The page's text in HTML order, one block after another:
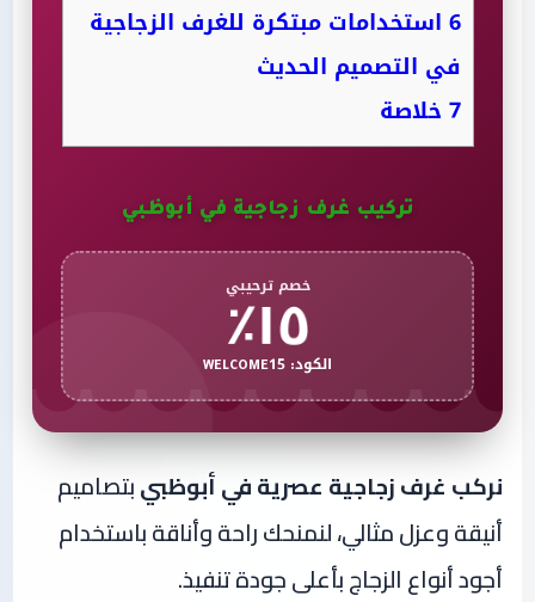
6 استخدامات مبتكرة للغرف الزجاجية
في التصميم الحديث
7 خلاصة
تركيب غرف زجاجية في أبوظبي
خصم ترحيبي
١٥٪الكود: WELCOME15
نركب غرف زجاجية عصرية في أبوظبيبتصاميم
أنيقة وعزل مثالي، لنمنحك راحة وأناقة باستخدام
أجود أنواع الزجاج بأعلى جودة تنفيذ.